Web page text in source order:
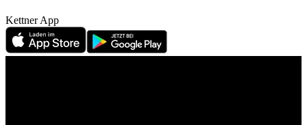
Kettner App